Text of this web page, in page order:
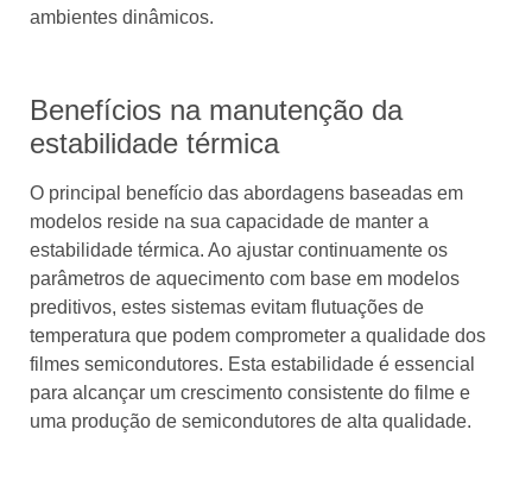
ambientes dinâmicos.
Benefícios na manutenção da
estabilidade térmica
O principal benefício das abordagens baseadas em
modelos reside na sua capacidade de manter a
estabilidade térmica. Ao ajustar continuamente os
parâmetros de aquecimento com base em modelos
preditivos, estes sistemas evitam flutuações de
temperatura que podem comprometer a qualidade dos
filmes semicondutores. Esta estabilidade é essencial
para alcançar um crescimento consistente do filme e
uma produção de semicondutores de alta qualidade.